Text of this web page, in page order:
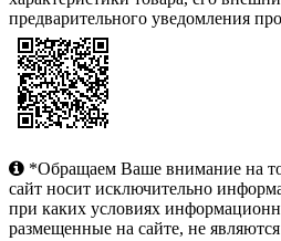
предварительного уведомления
*Обращаем Ваше внимание на
сайт носит исключительно
при каких условиях
размещенные на сайте, не